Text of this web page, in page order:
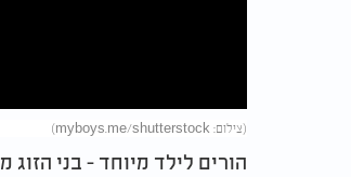
(צילום: myboys.me/shutterstock)
הורים לילד מיוחד - בני